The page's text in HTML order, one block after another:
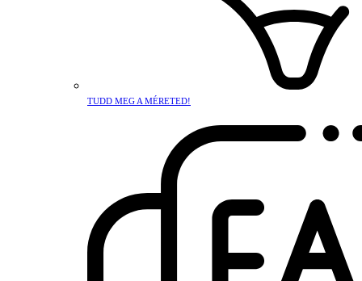
TUDD MEG A MÉRETED!